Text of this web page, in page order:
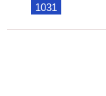
1031